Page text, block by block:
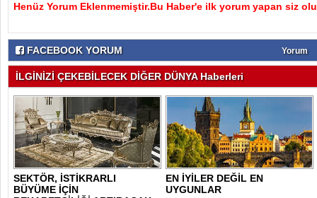
Henüz Yorum Eklenmemiştir.Bu Haber'e ilk yorum yapan siz
FACEBOOK YORUM Yorum
İLGİNİZİ ÇEKEBİLECEK DİĞER DÜNYA Haberleri
SEKTÖR, İSTİKRARLI
BÜYÜME İÇİN
EN İYİLER DEĞİL EN
UYGUNLAR